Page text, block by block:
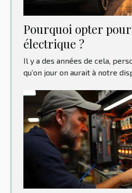
Pourquoi opter
électrique ?
Il y a des années de cela,
qu’on jour on aurait à notre